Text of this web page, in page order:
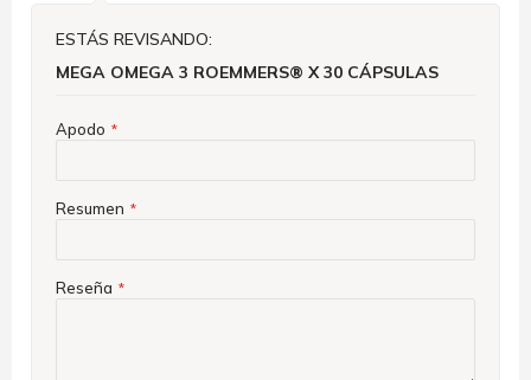
ESTÁS REVISANDO:
MEGA OMEGA 3 ROEMMERS® X 30 CÁPSULAS
Apodo
Resumen
Reseña